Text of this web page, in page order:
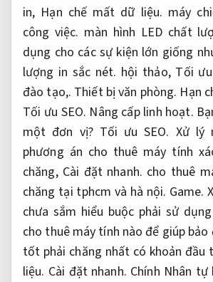
in, Hạn chế mất dữ liệu. máy
công việc. màn hình LED chất
dụng cho các sự kiện lớn giống
lượng in sắc nét. hội thảo, Tối
đào tạo,. Thiết bị văn phòng. Hạn
Tối ưu SEO. Nâng cấp linh hoạt.
một đơn vị? Tối ưu SEO. Xử lý
phương án cho thuê máy tính
chăng, Cài đặt nhanh. cho thuê
chăng tại tphcm và hà nội. Game.
chưa sắm hiểu buộc phải sử
cho thuê máy tính nào để giúp
tốt phải chăng nhất có khoản đầu
liệu. Cài đặt nhanh. Chính Nhân